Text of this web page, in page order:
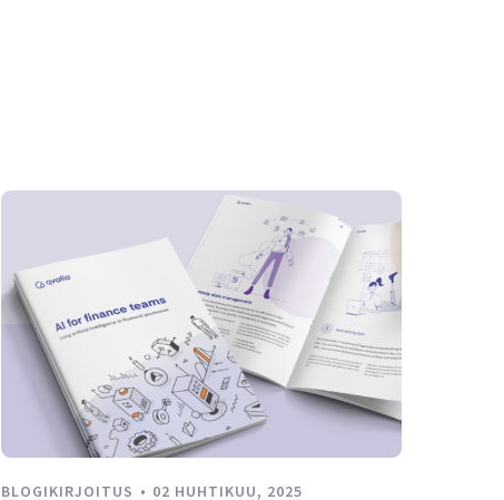
BLOGIKIRJOITUS 02 HUHTIKUU, 2025